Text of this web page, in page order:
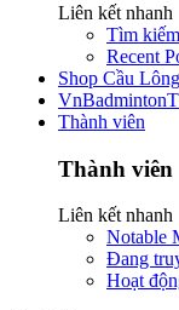
Liên kết nhanh
Tìm
Recent
Shop Cầu
Thành viên
Thành viên
Liên kết nhanh
Notable
Đang
Hoạt